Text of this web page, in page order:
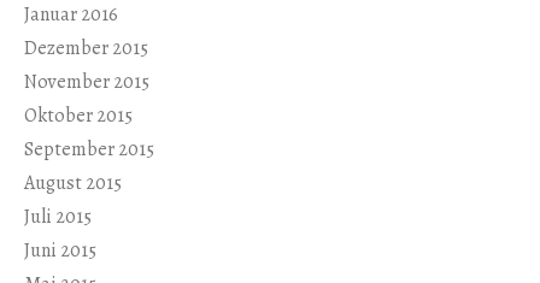
Januar 2016
Dezember 2015
November 2015
Oktober 2015
September 2015
August 2015
Juli 2015
Juni 2015